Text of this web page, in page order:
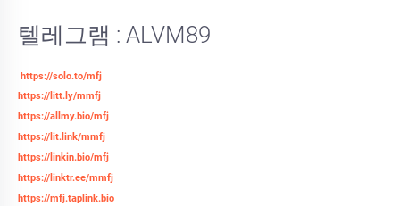
텔레그램 : ALVM89
https://solo.to/mfj
https://litt.ly/mmfj
https://allmy.bio/mfj
https://lit.link/mmfj
https://linkin.bio/mfj
https://linktr.ee/mmfj
https://mfj.taplink.bio